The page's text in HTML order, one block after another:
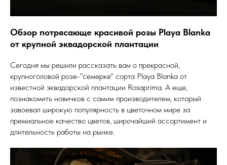
Обзор потрясающе красивой розы Playa Blanka
от крупной эквадорской плантации
Сегодня мы решили рассказать вам о прекрасной,
крупноголовой розе-"семерке" сорта Playa Blanka от
известной эквадорской плантации Rosaprima. А еще,
познакомить новичков с самим производителем, который
завоевал широкую популярность в цветочном мире за
премиальное качество цветов, широчайший ассортимент и
длительность работы на рынке.